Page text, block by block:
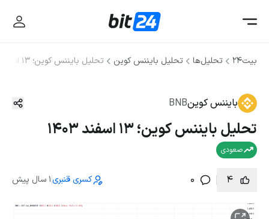
بیت۲۴ تحلیل‌ها تحلیل بایننس کوین تحلیل بایننس کوین؛ ۱۳ اسفند ۱۴۰۳
بایننس کوینBNB
تحلیل بایننس کوین؛ ۱۳ اسفند ۱۴۰۳
صعودی
4
0 کسری قنبری1 سال پیش